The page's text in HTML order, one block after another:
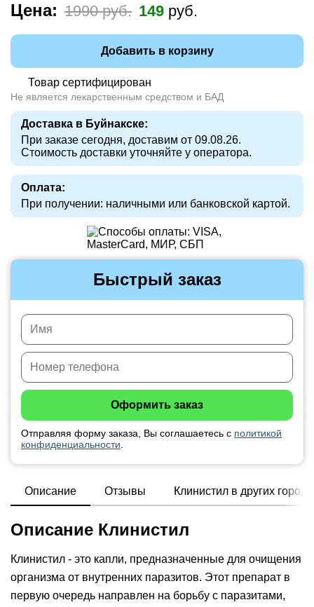
Цена: 1990 руб. 149 руб.
Товар сертифицирован
Не является лекарственным средством и БАД
Доставка в Буйнакске:
При заказе сегодня, доставим от 09.08.26.
Стоимость доставки уточняйте у оператора.
Оплата:
При получении: наличными или банковской картой.
Добавить в корзину
Быстрый заказ
Отправляя форму заказа, Вы соглашаетесь с политикой
конфиденциальности
Описание Отзывы Клинистил в других
Описание Клинистил
Клинистил - это капли, предназначенные для очищения
организма от внутренних паразитов. Этот препарат в
первую очередь направлен на борьбу с паразитами,